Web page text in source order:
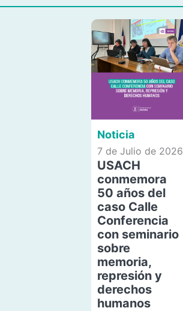
Noticia
7 de Julio de 2026
USACH
conmemora
50 años del
caso Calle
Conferencia
con seminario
sobre
memoria,
represión y
derechos
humanos